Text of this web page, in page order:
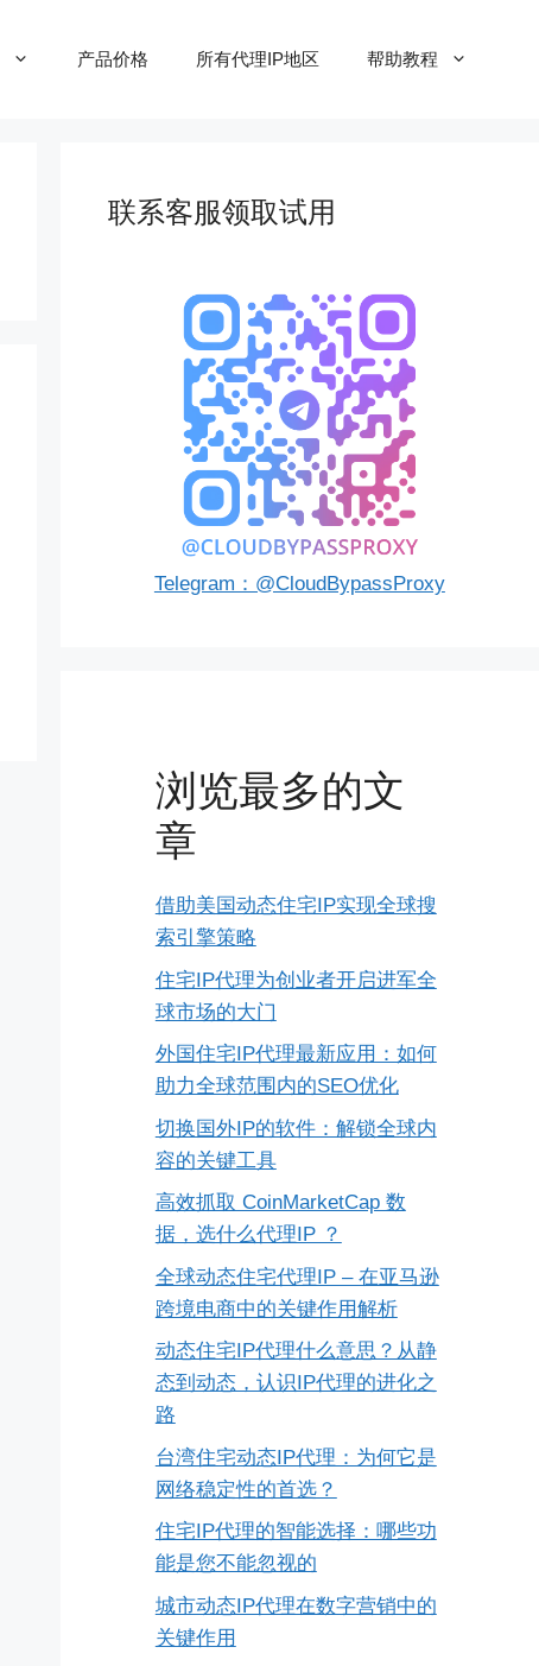
产品价格 所有代理IP地区 帮助教程
联系客服领取试用
Telegram：@CloudBypassProxy
浏览最多的文
章
借助美国动态住宅IP实现全球搜
索引擎策略
住宅IP代理为创业者开启进军全
球市场的大门
外国住宅IP代理最新应用：如何
助力全球范围内的SEO优化
切换国外IP的软件：解锁全球内
容的关键工具
高效抓取 CoinMarketCap 数
据，选什么代理IP ？
全球动态住宅代理IP – 在亚马逊
跨境电商中的关键作用解析
动态住宅IP代理什么意思？从静
态到动态，认识IP代理的进化之
路
台湾住宅动态IP代理：为何它是
网络稳定性的首选？
住宅IP代理的智能选择：哪些功
能是您不能忽视的
城市动态IP代理在数字营销中的
关键作用